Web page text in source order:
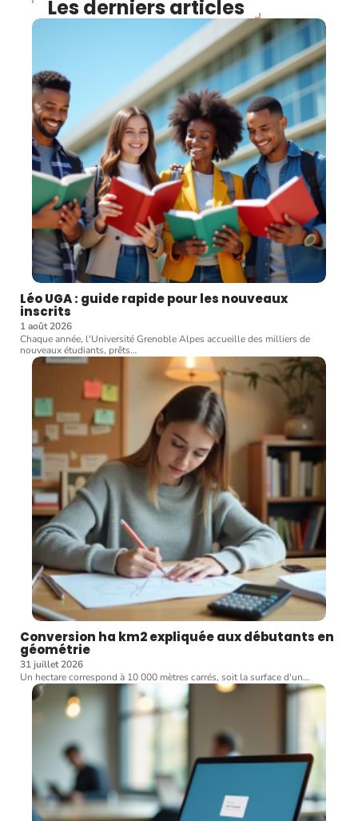
Les derniers articles
Léo UGA : guide rapide pour les nouveaux
inscrits
1 août 2026
Chaque année, l'Université Grenoble Alpes accueille des milliers de
nouveaux étudiants, prêts…
Conversion ha km2 expliquée aux débutants en
géométrie
31 juillet 2026
Un hectare correspond à 10 000 mètres carrés, soit la surface d'un…